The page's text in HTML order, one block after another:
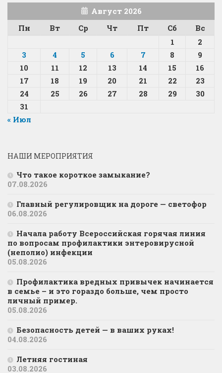
Август 2026
Пн
Вт Ср Чт Пт Сб
Вс
1
2
3
4 5 6 7 8
9
10
11 12 13 14 15
16
17
18 19 20 21 22
23
24
25 26 27 28 29
30
31
« Июл
НАШИ МЕРОПРИЯТИЯ
Что такое короткое замыкание?
07.08.2026
Главный регулировщик на дороге — светофор
06.08.2026
Начала работу Всероссийская горячая линия
по вопросам профилактики энтеровирусной
(неполио) инфекции
05.08.2026
Профилактика вредных привычек начинается
в семье – и это гораздо больше, чем просто
личный пример.
05.08.2026
Безопасность детей — в ваших руках!
04.08.2026
Летняя гостиная
03.08.2026